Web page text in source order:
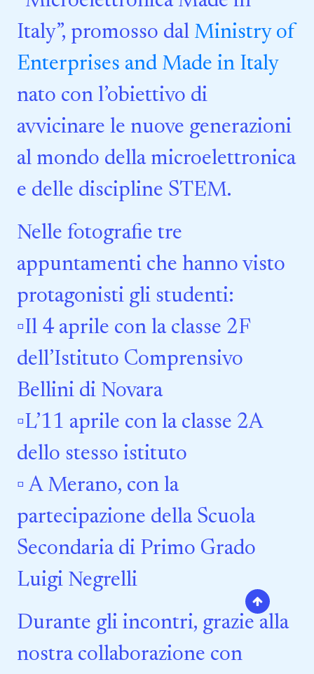
Italy”, promosso dal Ministry of
Enterprises and Made in Italy
nato con l’obiettivo di
avvicinare le nuove generazioni
al mondo della microelettronica
e delle discipline STEM.
Nelle fotografie tre
appuntamenti che hanno visto
protagonisti gli studenti:
▫️Il 4 aprile con la classe 2F
dell’Istituto Comprensivo
Bellini di Novara
▫️L’11 aprile con la classe 2A
dello stesso istituto
▫️ A Merano, con la
partecipazione della Scuola
Secondaria di Primo Grado
Luigi Negrelli
Durante gli incontri, grazie alla
nostra collaborazione con